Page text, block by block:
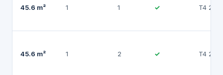
45.6 m² 1 1 ✓ T4
45.6 m² 1 2 ✓ T4